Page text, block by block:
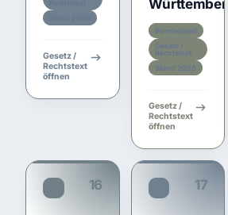
Gesetz /
Rechtstext
öffnen
Württemberg
Bundesland
Gesetz /
Rechtstext
Stand 2026
Gesetz /
Rechtstext
öffnen
16 17